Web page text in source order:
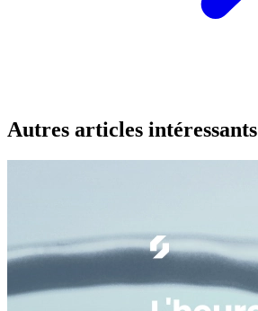
Autres articles